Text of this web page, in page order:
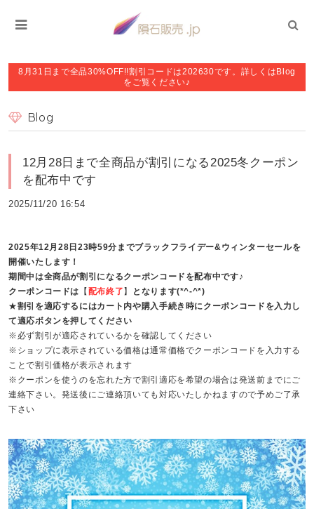
8月31日まで全品30%OFF!!割引コードは202630です。詳しくはBlog
をご覧ください♪
Blog
12月28日まで全商品が割引になる2025冬クーポン
を配布中です
2025/11/20 16:54
2025年12月28日23時59分までブラックフライデー&ウィンターセールを
開催いたします！
期間中は全商品が割引になるクーポンコードを配布中です♪
クーポンコードは 【 配布終了 】
となります(*^-^*)
★割引を適応するにはカート内や購入手続き時にクーポンコードを入力し
て適応ボタンを押してください
※必ず割引が適応されているかを確認してください
※ショップに表示されている価格は通常価格でクーポンコードを入力する
ことで割引価格が表示されます
※クーポンを使うのを忘れた方で割引適応を希望の場合は発送前までにご
連絡下さい。発送後にご連絡頂いても対応いたしかねますので予めご了承
下さい